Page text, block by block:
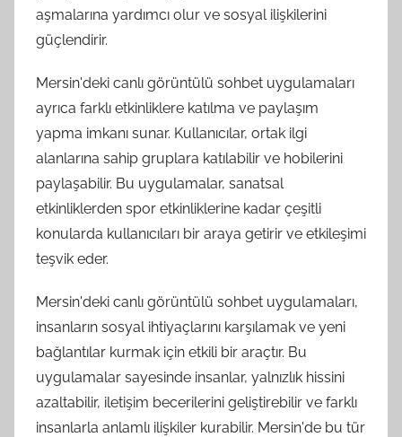
aşmalarına yardımcı olur ve sosyal ilişkilerini
güçlendirir.
Mersin'deki canlı görüntülü sohbet uygulamaları
ayrıca farklı etkinliklere katılma ve paylaşım
yapma imkanı sunar. Kullanıcılar, ortak ilgi
alanlarına sahip gruplara katılabilir ve hobilerini
paylaşabilir. Bu uygulamalar, sanatsal
etkinliklerden spor etkinliklerine kadar çeşitli
konularda kullanıcıları bir araya getirir ve etkileşimi
teşvik eder.
Mersin'deki canlı görüntülü sohbet uygulamaları,
insanların sosyal ihtiyaçlarını karşılamak ve yeni
bağlantılar kurmak için etkili bir araçtır. Bu
uygulamalar sayesinde insanlar, yalnızlık hissini
azaltabilir, iletişim becerilerini geliştirebilir ve farklı
insanlarla anlamlı ilişkiler kurabilir. Mersin'de bu tür